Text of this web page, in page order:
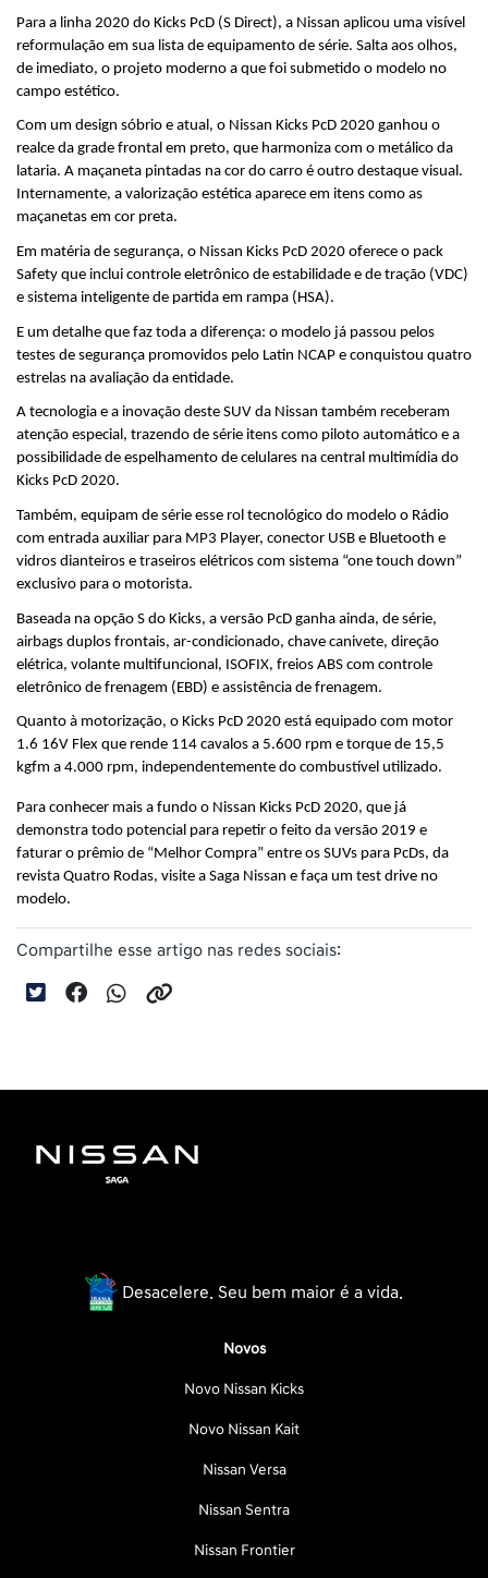
Para a linha 2020 do Kicks PcD (S Direct), a Nissan aplicou uma visível
reformulação em sua lista de equipamento de série. Salta aos olhos,
de imediato, o projeto moderno a que foi submetido o modelo no
campo estético.
Com um design sóbrio e atual, o Nissan Kicks PcD 2020 ganhou o
realce da grade frontal em preto, que harmoniza com o metálico da
lataria. A maçaneta pintadas na cor do carro é outro destaque visual.
Internamente, a valorização estética aparece em itens como as
maçanetas em cor preta.
Em matéria de segurança, o Nissan Kicks PcD 2020 oferece o pack
Safety que inclui controle eletrônico de estabilidade e de tração (VDC)
e sistema inteligente de partida em rampa (HSA).
E um detalhe que faz toda a diferença: o modelo já passou pelos
testes de segurança promovidos pelo Latin NCAP e conquistou quatro
estrelas na avaliação da entidade.
A tecnologia e a inovação deste SUV da Nissan também receberam
atenção especial, trazendo de série itens como piloto automático e a
possibilidade de espelhamento de celulares na central multimídia do
Kicks PcD 2020.
Também, equipam de série esse rol tecnológico do modelo o Rádio
com entrada auxiliar para MP3 Player, conector USB e Bluetooth e
vidros dianteiros e traseiros elétricos com sistema “one touch down”
exclusivo para o motorista.
Baseada na opção S do Kicks, a versão PcD ganha ainda, de série,
airbags duplos frontais, ar-condicionado, chave canivete, direção
elétrica, volante multifuncional, ISOFIX, freios ABS com controle
eletrônico de frenagem (EBD) e assistência de frenagem.
Quanto à motorização, o Kicks PcD 2020 está equipado com motor
1.6 16V Flex que rende 114 cavalos a 5.600 rpm e torque de 15,5
kgfm a 4.000 rpm, independentemente do combustível utilizado.
Para conhecer mais a fundo o Nissan Kicks PcD 2020, que já
demonstra todo potencial para repetir o feito da versão 2019 e
faturar o prêmio de “Melhor Compra” entre os SUVs para PcDs, da
revista Quatro Rodas, visite a Saga Nissan e faça um test drive no
modelo.
Compartilhe esse artigo nas redes sociais:
Desacelere. Seu bem maior é a vida.
Novos
Novo Nissan Kicks
Novo Nissan Kait
Nissan Versa
Nissan Sentra
Nissan Frontier